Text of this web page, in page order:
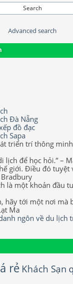
Advanced search
Đà Nẵng
đồ đạc
Sapa
triển trí thông
lịch để học hỏi.” –
giới. Điều đó tuyệt
Bradbury
là một khoản đầu
hãy tới một nơi mà
Ma
ngôn về du lịch
rẻ Khách Sạn